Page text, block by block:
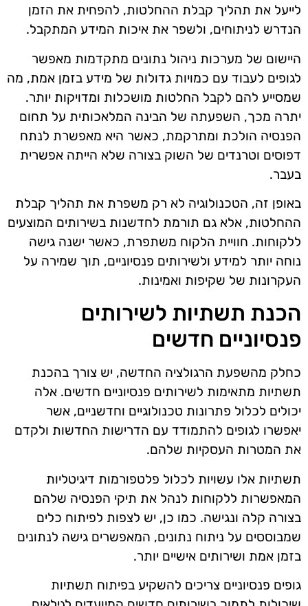
לייעל את תהליך קבלת ההחלטות, להפחית את הזמן
הנדרש לניתוחים, ולשפר את איכות המידע המתקבל.
היישום של מערכות ניהול נתונים מתקדמות מאפשר
לגופים לעבוד עם כמויות גדולות של מידע בזמן אמת, מה
שמסייע להם לקבל החלטות מושכלות ומדויקות יותר.
יתרה מכך, השפעתה של הבינה המלאכותית על תחום
הפנסיה הולכת ומתרקמת, כאשר היא מאפשרת לנתח
דפוסים וטרנדים של השוק בצורה שלא הייתה אפשרית
בעבר.
באופן זה, הטכנולוגיה לא רק משפרת את תהליך קבלת
ההחלטות, אלא גם תורמת לחדשנות בשירותים המוצעים
ללקוחות. חוויית הלקוח משתפרת, כאשר ישנה גישה
נוחה יותר למידע ולשירותים פנסיוניים, תוך שמירה על
העקרונות של שקיפות ואמינות.
הכנת תשתיות לשירותים
פנסיוניים חדשים
כחלק מהשפעת הרגולציה החדשה, יש צורך בהכנת
תשתיות מתאימות לשירותים פנסיוניים חדשים. אלה
יכולים לכלול פתרונות טכנולוגיים וחדשניים, אשר
יאפשרו לגופים להתמודד עם הדרישות החדשות ולקדם
את המטרות העסקיות שלהם.
תשתיות אלו עשויות לכלול פלטפורמות דיגיטליות
המאפשרות ללקוחות לנהל את תיקי הפנסיה שלהם
בצורה קלה ונגישה. כמו כן, יש לצפות לפיתוח כלים
שמבוססים על ניתוח נתונים, המאפשרים גישה לנתונים
בזמן אמת ושירותים אישיים יותר.
גופים פנסיוניים צריכים להשקיע בפיתוח תשתיות